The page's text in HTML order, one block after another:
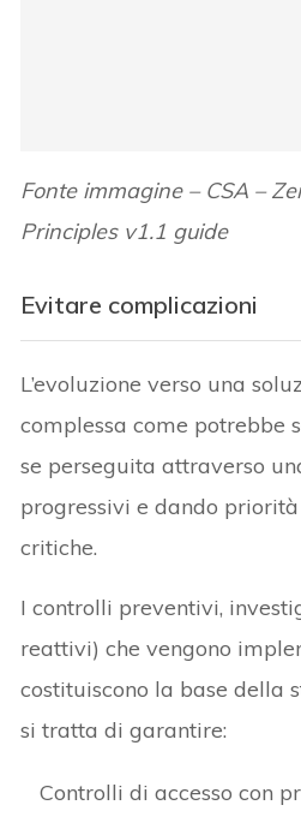
Fonte immagine – CSA –
Principles v1.1 guide
Evitare complicazioni
L’evoluzione verso una
complessa come potrebbe
se perseguita attraverso
progressivi e dando
critiche.
I controlli preventivi,
reattivi) che vengono
costituiscono la base della
si tratta di garantire:
Controlli di accesso con